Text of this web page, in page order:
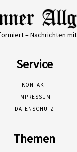
– Nachrichten
Service
KONTAKT
IMPRESSUM
DATENSCHUTZ
Themen